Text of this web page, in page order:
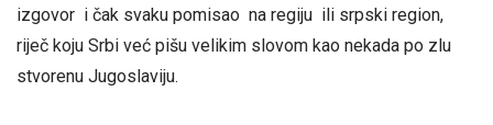
izgovor i čak svaku pomisao na regiju ili srpski region,
riječ koju Srbi već pišu velikim slovom kao nekada po zlu
stvorenu Jugoslaviju.